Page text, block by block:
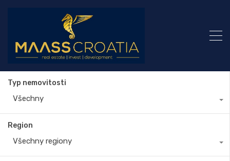
Typ nemovitosti
Všechny
Region
Všechny regiony